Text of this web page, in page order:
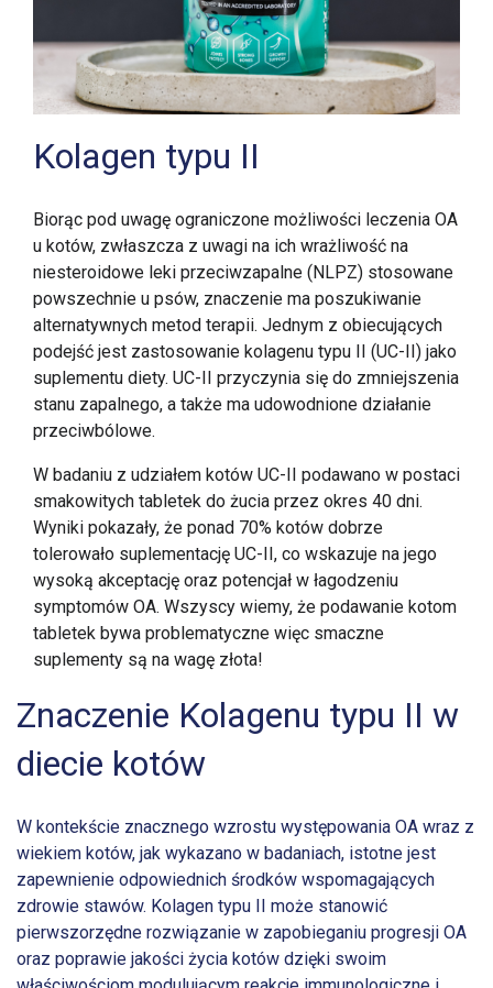
Kolagen typu II
Biorąc pod uwagę ograniczone możliwości leczenia OA
u kotów, zwłaszcza z uwagi na ich wrażliwość na
niesteroidowe leki przeciwzapalne (NLPZ) stosowane
powszechnie u psów, znaczenie ma poszukiwanie
alternatywnych metod terapii. Jednym z obiecujących
podejść jest zastosowanie kolagenu typu II (UC-II) jako
suplementu diety. UC-II przyczynia się do zmniejszenia
stanu zapalnego, a także ma udowodnione działanie
przeciwbólowe.
W badaniu z udziałem kotów UC-II podawano w postaci
smakowitych tabletek do żucia przez okres 40 dni.
Wyniki pokazały, że ponad 70% kotów dobrze
tolerowało suplementację UC-II, co wskazuje na jego
wysoką akceptację oraz potencjał w łagodzeniu
symptomów OA. Wszyscy wiemy, że podawanie kotom
tabletek bywa problematyczne więc smaczne
suplementy są na wagę złota!
Znaczenie Kolagenu typu II w
diecie kotów
W kontekście znacznego wzrostu występowania OA wraz z
wiekiem kotów, jak wykazano w badaniach, istotne jest
zapewnienie odpowiednich środków wspomagających
zdrowie stawów. Kolagen typu II może stanowić
pierwszorzędne rozwiązanie w zapobieganiu progresji OA
oraz poprawie jakości życia kotów dzięki swoim